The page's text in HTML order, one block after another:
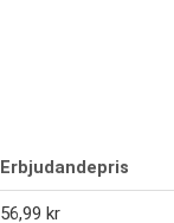
Erbjudandepris
56,99 kr